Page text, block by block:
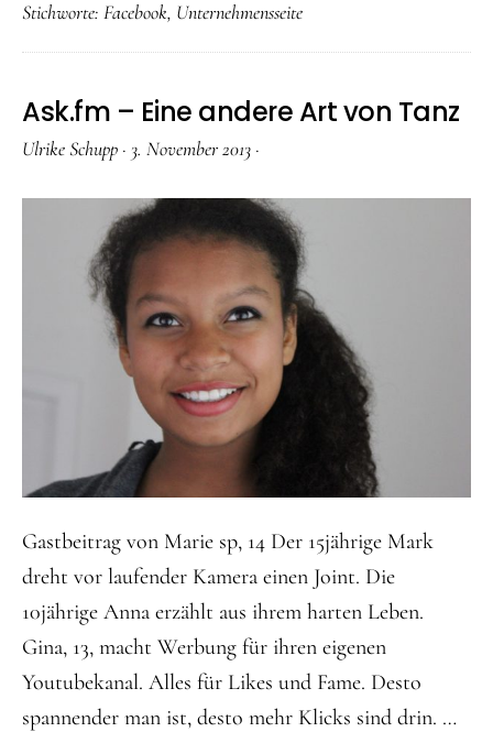
Stichworte: Facebook, Unternehmensseite
Ask.fm – Eine andere Art von Tanz
Ulrike Schupp · 3. November 2013 ·
Gastbeitrag von Marie sp, 14 Der 15jährige Mark
dreht vor laufender Kamera einen Joint. Die
10jährige Anna erzählt aus ihrem harten Leben.
Gina, 13, macht Werbung für ihren eigenen
Youtubekanal. Alles für Likes und Fame. Desto
spannender man ist, desto mehr Klicks sind drin. …